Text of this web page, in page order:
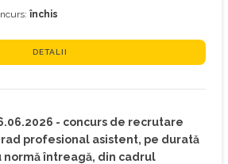
închis
DETALII
- concurs de recrutare
profesional asistent, pe durată
întreagă, din cadrul